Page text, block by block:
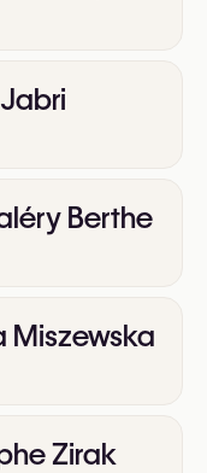
Berthe
Miszewska
Zirak